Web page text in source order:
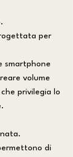
per
smartphone
volume
privilegia lo
di